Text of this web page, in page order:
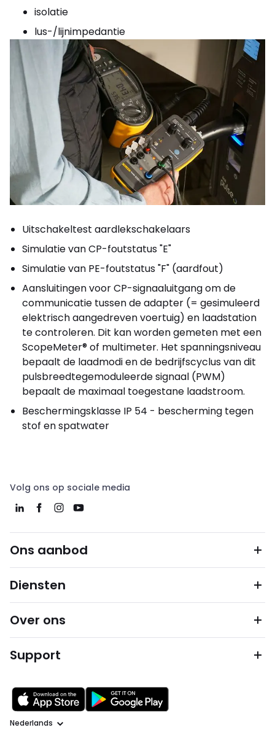
isolatie
lus-/lijnimpedantie
Uitschakeltest aardlekschakelaars
Simulatie van CP-foutstatus "E"
Simulatie van PE-foutstatus "F" (aardfout)
Aansluitingen voor CP-signaaluitgang om de
communicatie tussen de adapter (= gesimuleerd
elektrisch aangedreven voertuig) en laadstation
te controleren. Dit kan worden gemeten met een
ScopeMeter® of multimeter. Het spanningsniveau
bepaalt de laadmodi en de bedrijfscyclus van dit
pulsbreedtegemoduleerde signaal (PWM)
bepaalt de maximaal toegestane laadstroom.
Beschermingsklasse IP 54 - bescherming tegen
stof en spatwater
Volg ons op sociale media
Ons aanbod
Diensten
Over ons
Support
Taal